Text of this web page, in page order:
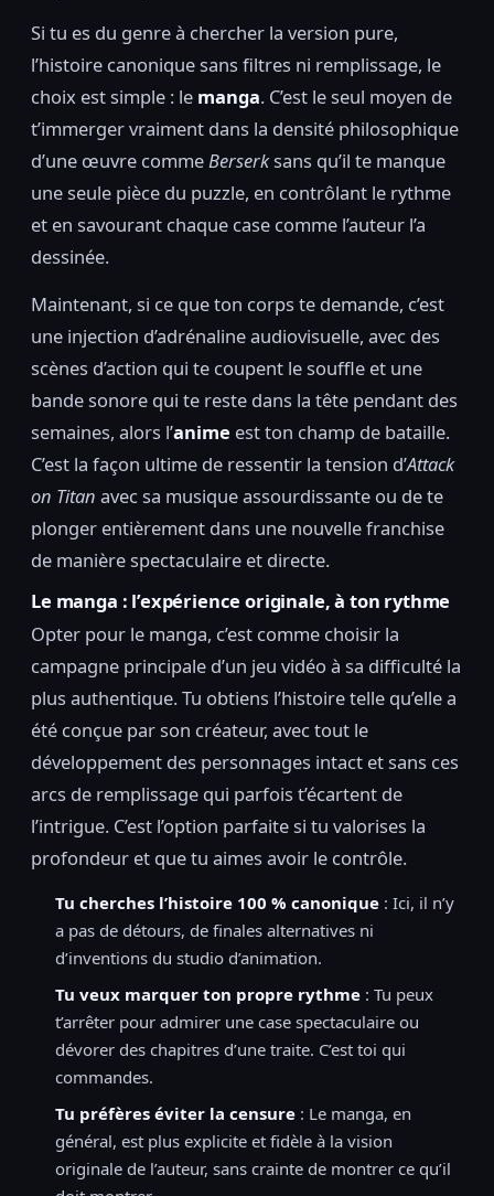
Si tu es du genre à chercher la version pure,
l’histoire canonique sans filtres ni remplissage, le
choix est simple : le manga. C’est le seul moyen de
t’immerger vraiment dans la densité philosophique
d’une œuvre comme Berserksans qu’il te manque
une seule pièce du puzzle, en contrôlant le rythme
et en savourant chaque case comme l’auteur l’a
dessinée.
Maintenant, si ce que ton corps te demande, c’est
une injection d’adrénaline audiovisuelle, avec des
scènes d’action qui te coupent le souffle et une
bande sonore qui te reste dans la tête pendant des
semaines, alors l’anime est ton champ de bataille.
C’est la façon ultime de ressentir la tension d’Attack
on Titan avec sa musique assourdissante ou de te
plonger entièrement dans une nouvelle franchise
de manière spectaculaire et directe.
Le manga : l’expérience originale, à ton rythme
Opter pour le manga, c’est comme choisir la
campagne principale d’un jeu vidéo à sa difficulté la
plus authentique. Tu obtiens l’histoire telle qu’elle a
été conçue par son créateur, avec tout le
développement des personnages intact et sans ces
arcs de remplissage qui parfois t’écartent de
l’intrigue. C’est l’option parfaite si tu valorises la
profondeur et que tu aimes avoir le contrôle.
Tu cherches l’histoire 100 % canonique : Ici, il n’y
a pas de détours, de finales alternatives ni
d’inventions du studio d’animation.
Tu veux marquer ton propre rythme : Tu peux
t’arrêter pour admirer une case spectaculaire ou
dévorer des chapitres d’une traite. C’est toi qui
commandes.
Tu préfères éviter la censure : Le manga, en
général, est plus explicite et fidèle à la vision
originale de l’auteur, sans crainte de montrer ce qu’il